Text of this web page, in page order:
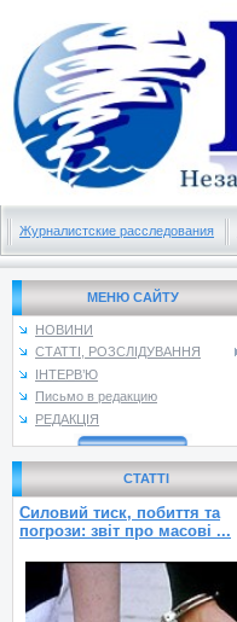
Журналистские расследования
МЕНЮ САЙТУ
НОВИНИ
СТАТТІ, РОЗСЛІДУВАННЯ
ІНТЕРВ’Ю
Письмо в редакцию
РЕДАКЦІЯ
СТАТТІ
Силовий тиск, побиття та
погрози: звіт про масові ...